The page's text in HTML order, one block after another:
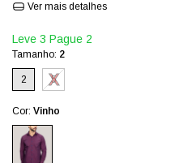
Ver mais detalhes
Leve 3 Pague 2
Tamanho: 2
2 5
Cor: Vinho